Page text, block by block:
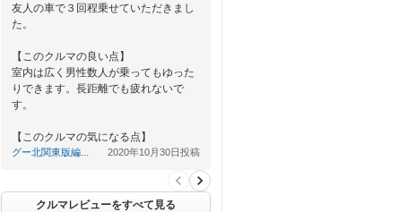
友人の車で３回程乗せていただきまし
た。
【このクルマの良い点】
室内は広く男性数人が乗ってもゆった
りできます。長距離でも疲れないで
す。
【このクルマの気になる点】
外観は高級感もあっていいですが、…
グー北関東版編... 2020年10月30日投稿
クルマレビューをすべて見る